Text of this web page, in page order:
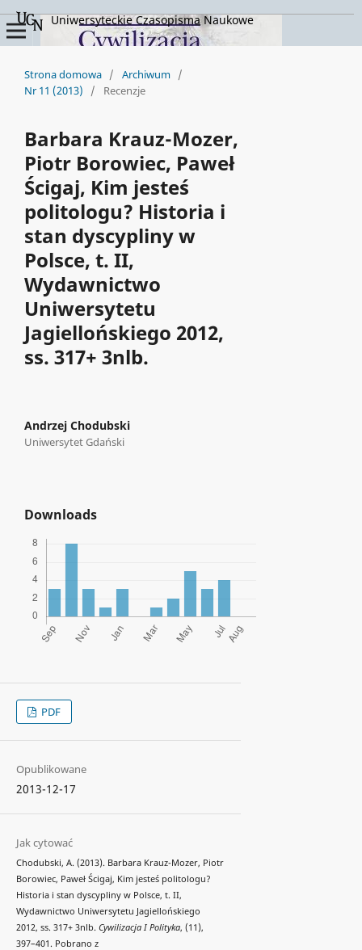
Uniwersyteckie Czasopisma Naukowe
Strona domowa / Archiwum /
Nr 11 (2013)
/ Recenzje
Barbara Krauz-Mozer,
Piotr Borowiec, Paweł
Ścigaj, Kim jesteś
politologu? Historia i
stan dyscypliny w
Polsce, t. II,
Wydawnictwo
Uniwersytetu
Jagiellońskiego 2012,
ss. 317+ 3nlb.
Andrzej Chodubski
Uniwersytet Gdański
Downloads
PDF
Opublikowane
2013-12-17
Jak cytować
Chodubski, A. (2013). Barbara Krauz-Mozer, Piotr
Borowiec, Paweł Ścigaj, Kim jesteś politologu?
Historia i stan dyscypliny w Polsce, t. II,
Wydawnictwo Uniwersytetu Jagiellońskiego
2012, ss. 317+ 3nlb. Cywilizacja I Polityka, (11),
397–401. Pobrano z